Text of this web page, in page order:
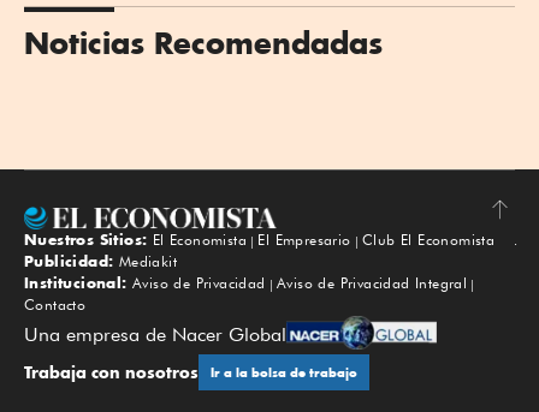
Noticias Recomendadas
Subir
Nuestros Sitios: El Economista El Empresario
Club El Economista
Publicidad: Mediakit
Institucional: Aviso de Privacidad
Aviso de Privacidad Integral
Contacto
Una empresa de Nacer Global
Trabaja con nosotros Ir a la bolsa de trabajo